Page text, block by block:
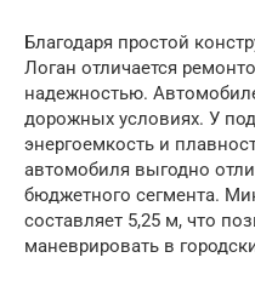
Благодаря простой
Логан отличается
надежностью.
дорожных условиях. У
энергоемкость и
автомобиля выгодно
бюджетного сегмента.
составляет 5,25 м, что
маневрировать в